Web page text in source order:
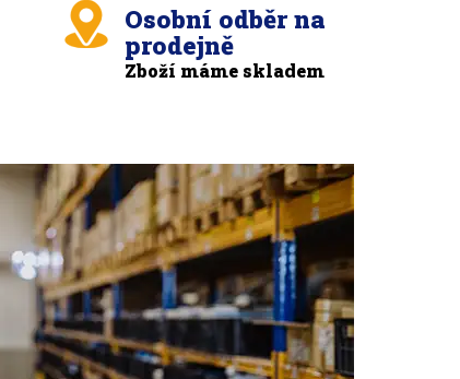
Osobní odběr na
prodejně
Zboží máme skladem